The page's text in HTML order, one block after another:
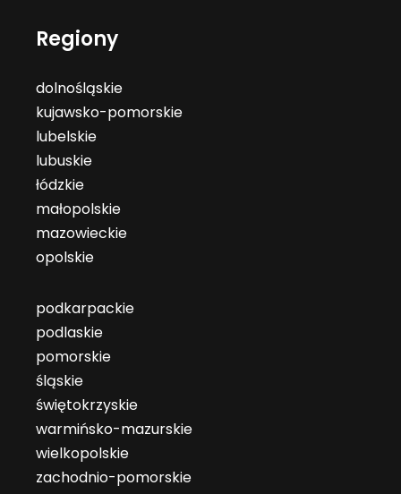
Regiony
dolnośląskie
kujawsko-pomorskie
lubelskie
lubuskie
łódzkie
małopolskie
mazowieckie
opolskie
podkarpackie
podlaskie
pomorskie
śląskie
świętokrzyskie
warmińsko-mazurskie
wielkopolskie
zachodnio-pomorskie